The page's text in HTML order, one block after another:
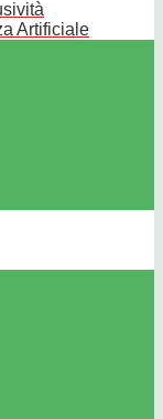
Artificiale